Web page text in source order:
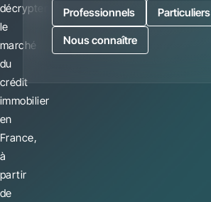
décrypter
le
marché
du
crédit
immobilier
en
France,
à
partir
de
Professionnels Particuliers
Nous connaître